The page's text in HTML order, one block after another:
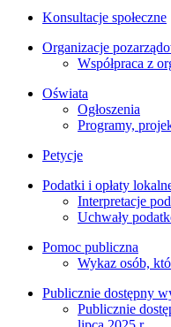
Konsultacje społeczne
Organizacje
Współpraca z
Oświata
Ogłoszenia
Programy,
Petycje
Podatki i opłaty
Interpretacje
Uchwały
Pomoc publiczna
Wykaz osób,
Publicznie dostępny
Publicznie